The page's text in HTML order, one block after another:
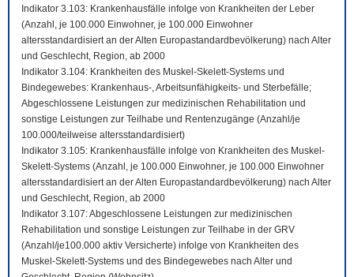
Indikator 3.103: Krankenhausfälle infolge von Krankheiten der Leber
(Anzahl, je 100.000 Einwohner, je 100.000 Einwohner
altersstandardisiert an der Alten Europastandardbevölkerung) nach Alter
und Geschlecht, Region, ab 2000
Indikator 3.104: Krankheiten des Muskel-Skelett-Systems und
Bindegewebes: Krankenhaus-, Arbeitsunfähigkeits- und Sterbefälle;
Abgeschlossene Leistungen zur medizinischen Rehabilitation und
sonstige Leistungen zur Teilhabe und Rentenzugänge (Anzahl/je
100.000/teilweise altersstandardisiert)
Indikator 3.105: Krankenhausfälle infolge von Krankheiten des Muskel-
Skelett-Systems (Anzahl, je 100.000 Einwohner, je 100.000 Einwohner
altersstandardisiert an der Alten Europastandardbevölkerung) nach Alter
und Geschlecht, Region, ab 2000
Indikator 3.107: Abgeschlossene Leistungen zur medizinischen
Rehabilitation und sonstige Leistungen zur Teilhabe in der GRV
(Anzahl/je100.000 aktiv Versicherte) infolge von Krankheiten des
Muskel-Skelett-Systems und des Bindegewebes nach Alter und